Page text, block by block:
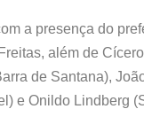
a presença do
além de
de Santana),
e Onildo Lindberg